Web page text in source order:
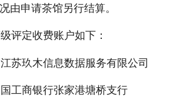
由申请茶馆另行结算。
评定收费账户如下：
苏玖木信息数据服务有限公司
工商银行张家港塘桥支行